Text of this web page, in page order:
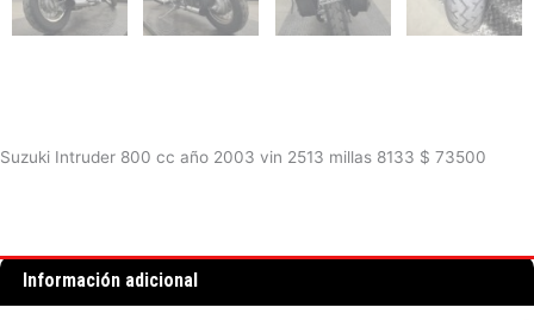
Suzuki Intruder 800 cc año 2003 vin 2513 millas 8133 $ 73500
Información adicional